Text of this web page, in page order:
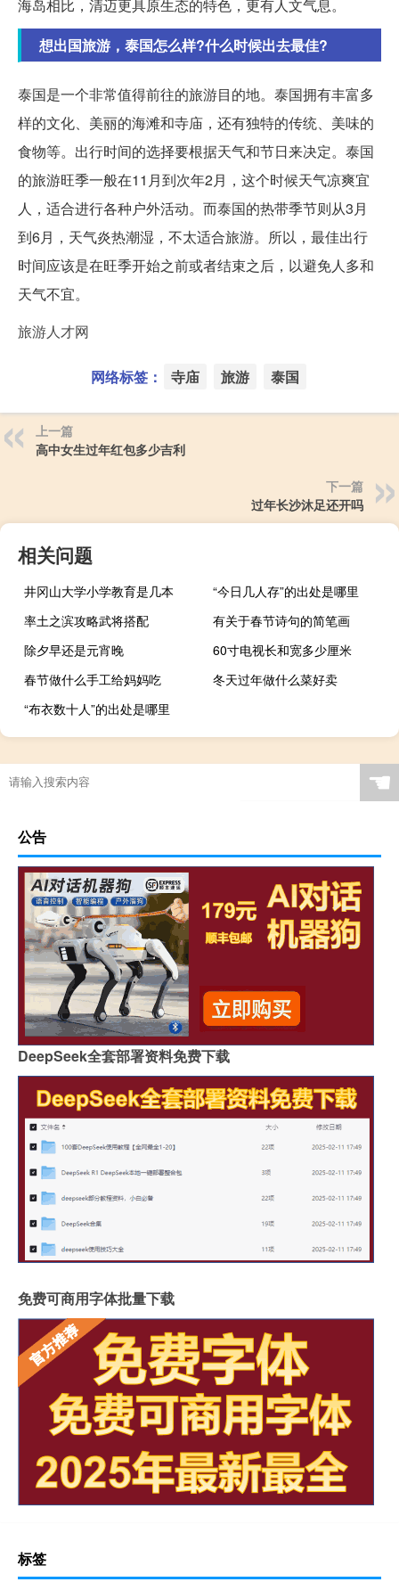
海岛相比，清迈更具原生态的特色，更有人文气息。
想出国旅游，泰国怎么样?什么时候出去最佳?
泰国是一个非常值得前往的旅游目的地。泰国拥有丰富多
样的文化、美丽的海滩和寺庙，还有独特的传统、美味的
食物等。出行时间的选择要根据天气和节日来决定。泰国
的旅游旺季一般在11月到次年2月，这个时候天气凉爽宜
人，适合进行各种户外活动。而泰国的热带季节则从3月
到6月，天气炎热潮湿，不太适合旅游。所以，最佳出行
时间应该是在旺季开始之前或者结束之后，以避免人多和
天气不宜。
旅游人才网
网络标签： 寺庙 旅游 泰国
上一篇
高中女生过年红包多少吉利
下一篇
过年长沙沐足还开吗
相关问题
井冈山大学小学教育是几本
“今日几人存”的出处是哪里
率土之滨攻略武将搭配
有关于春节诗句的简笔画
除夕早还是元宵晚
60寸电视长和宽多少厘米
春节做什么手工给妈妈吃
冬天过年做什么菜好卖
“布衣数十人”的出处是哪里
☚
公告
DeepSeek全套部署资料免费下载
免费可商用字体批量下载
标签